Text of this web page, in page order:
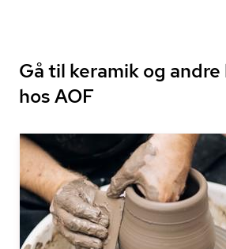
Gå til keramik og
hos AOF